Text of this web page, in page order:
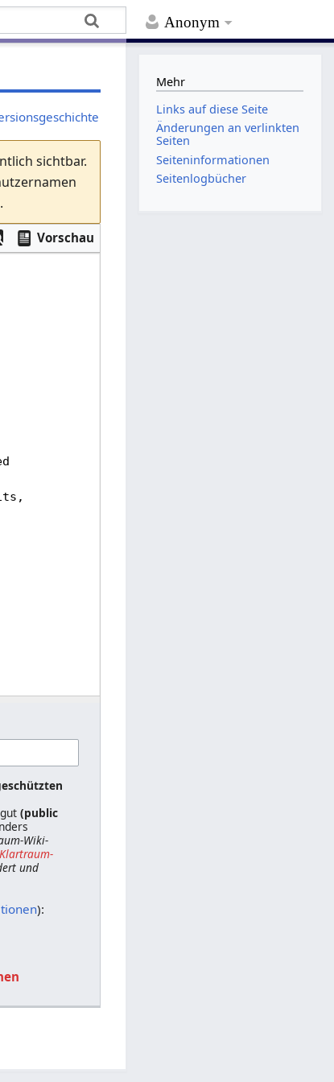
Anonym
sichtbar.
Vorschau
(public
Wiki-
Klartraum-
und
):
Mehr
Links auf diese Seite
Änderungen an verlinkten
Seiten
Seiten­­informationen
Seitenlogbücher